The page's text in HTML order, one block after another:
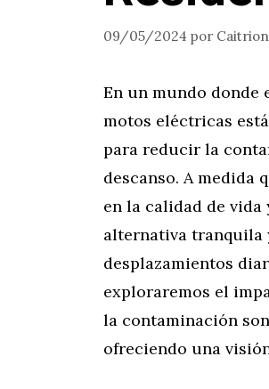
09/05/2024 por
En un mundo donde
motos eléctricas
para reducir la
descanso. A medida
en la calidad de
alternativa tranquila
desplazamientos
exploraremos el
la contaminación
ofreciendo una